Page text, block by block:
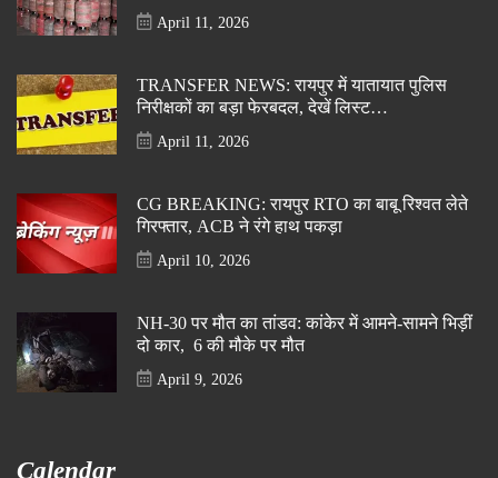
April 11, 2026
TRANSFER NEWS: रायपुर में यातायात पुलिस
निरीक्षकों का बड़ा फेरबदल, देखें लिस्ट…
April 11, 2026
CG BREAKING: रायपुर RTO का बाबू रिश्वत लेते
गिरफ्तार, ACB ने रंगे हाथ पकड़ा
April 10, 2026
NH-30 पर मौत का तांडव: कांकेर में आमने-सामने भिड़ीं
दो कार, 6 की मौके पर मौत
April 9, 2026
Calendar